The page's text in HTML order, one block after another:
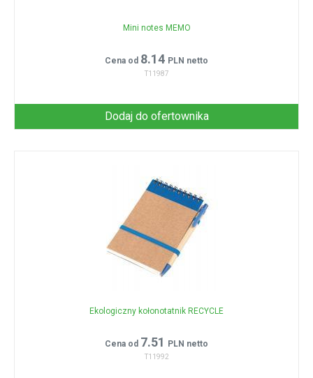
Mini notes MEMO
Cena od 8.14 PLN netto
T11987
Dodaj do ofertownika
Ekologiczny kołonotatnik RECYCLE
Cena od 7.51 PLN netto
T11992